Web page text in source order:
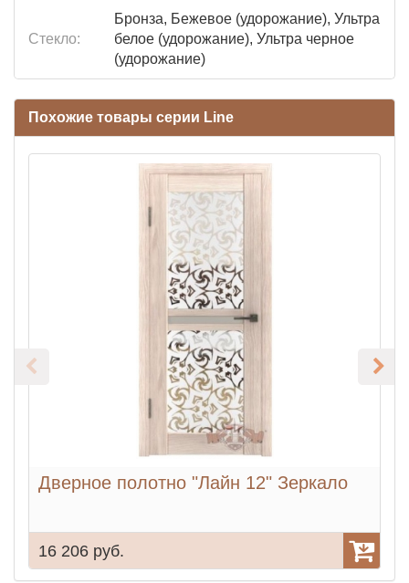
Стекло:
Бронза, Бежевое (удорожание), Ультра
белое (удорожание), Ультра черное
(удорожание)
Похожие товары серии Line
Дверное полотно "Лайн 12" Зеркало
16 206 руб.